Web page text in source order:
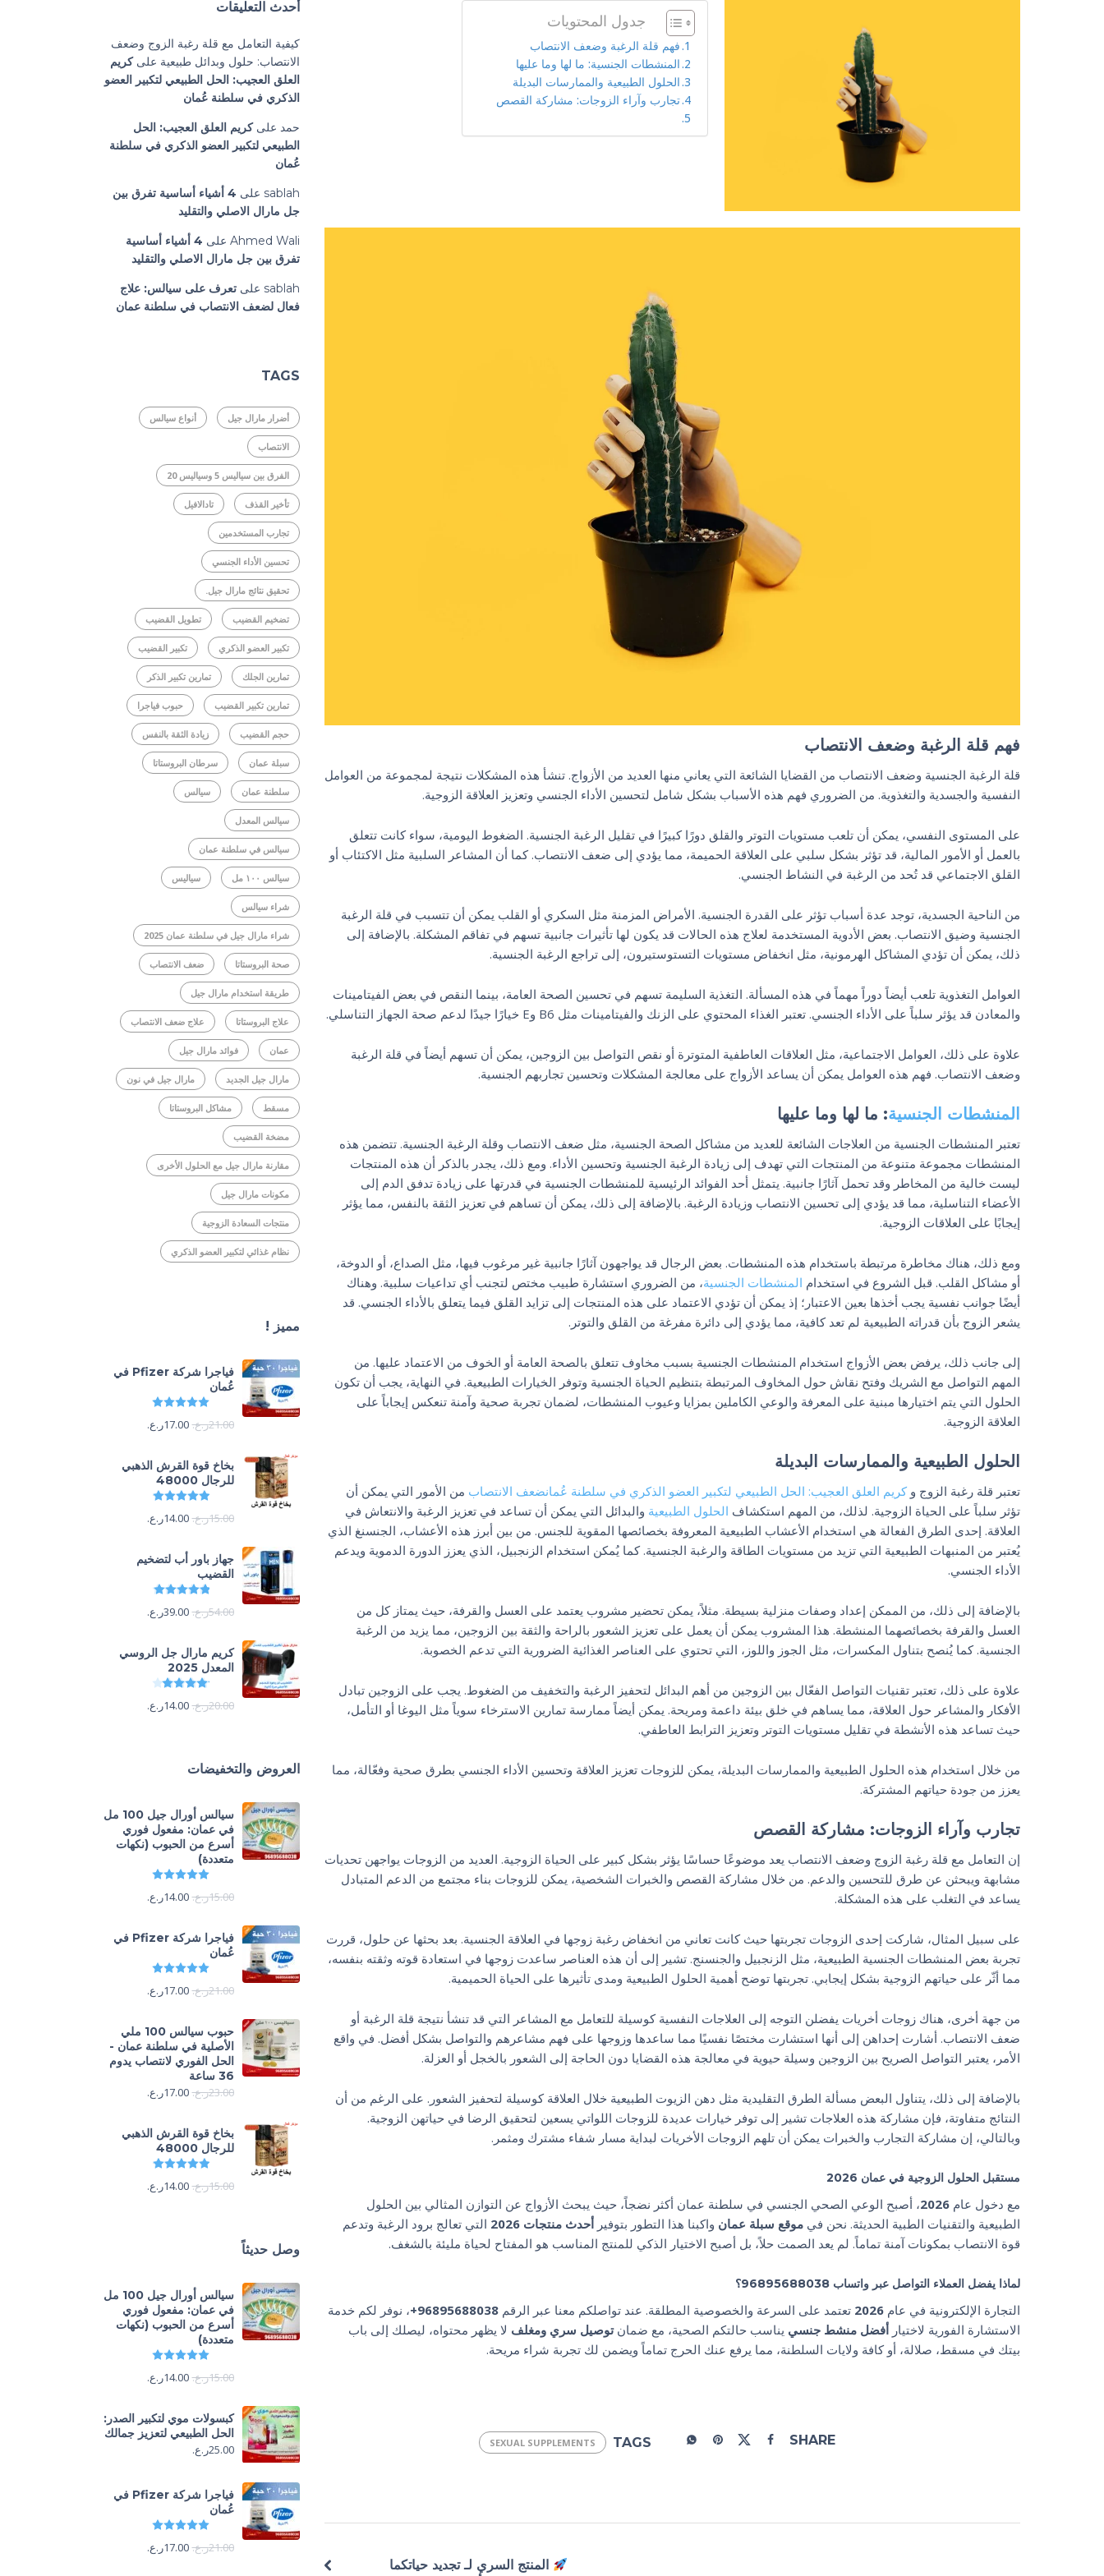
جدول المحتويات
فهم قلة الرغبة وضعف الانتصاب
المنشطات الجنسية: ما لها وما عليها
الحلول الطبيعية والممارسات البديلة
تجارب وآراء الزوجات: مشاركة القصص
فهم قلة الرغبة وضعف الانتصاب
قلة الرغبة الجنسية وضعف الانتصاب من القضايا الشائعة التي يعاني منها العديد من الأزواج. تنشأ هذه المشكلات نتيجة لمجموعة من العوامل
النفسية والجسدية والتغذوية. من الضروري فهم هذه الأسباب بشكل شامل لتحسين الأداء الجنسي وتعزيز العلاقة الزوجية.
على المستوى النفسي، يمكن أن تلعب مستويات التوتر والقلق دورًا كبيرًا في تقليل الرغبة الجنسية. الضغوط اليومية، سواء كانت تتعلق
بالعمل أو الأمور المالية، قد تؤثر بشكل سلبي على العلاقة الحميمة، مما يؤدي إلى ضعف الانتصاب. كما أن المشاعر السلبية مثل الاكتئاب أو
القلق الاجتماعي قد تُحد من الرغبة في النشاط الجنسي.
من الناحية الجسدية، توجد عدة أسباب تؤثر على القدرة الجنسية. الأمراض المزمنة مثل السكري أو القلب يمكن أن تتسبب في قلة الرغبة
الجنسية وضيق الانتصاب. بعض الأدوية المستخدمة لعلاج هذه الحالات قد يكون لها تأثيرات جانبية تسهم في تفاقم المشكلة. بالإضافة إلى
ذلك، يمكن أن تؤدي المشاكل الهرمونية، مثل انخفاض مستويات التستوستيرون، إلى تراجع الرغبة الجنسية.
العوامل التغذوية تلعب أيضاً دوراً مهماً في هذه المسألة. التغذية السليمة تسهم في تحسين الصحة العامة، بينما النقص في بعض الفيتامينات
والمعادن قد يؤثر سلباً على الأداء الجنسي. تعتبر الغذاء المحتوي على الزنك والفيتامينات مثل B6 وE خيارًا جيدًا لدعم صحة الجهاز التناسلي.
علاوة على ذلك، العوامل الاجتماعية، مثل العلاقات العاطفية المتوترة أو نقص التواصل بين الزوجين، يمكن أن تسهم أيضاً في قلة الرغبة
وضعف الانتصاب. فهم هذه العوامل يمكن أن يساعد الأزواج على معالجة المشكلات وتحسين تجاربهم الجنسية.
المنشطات الجنسية: ما لها وما عليها
تعتبر المنشطات الجنسية من العلاجات الشائعة للعديد من مشاكل الصحة الجنسية، مثل ضعف الانتصاب وقلة الرغبة الجنسية. تتضمن هذه
المنشطات مجموعة متنوعة من المنتجات التي تهدف إلى زيادة الرغبة الجنسية وتحسين الأداء. ومع ذلك، يجدر بالذكر أن هذه المنتجات
ليست خالية من المخاطر وقد تحمل آثارًا جانبية. يتمثل أحد الفوائد الرئيسية للمنشطات الجنسية في قدرتها على زيادة تدفق الدم إلى
الأعضاء التناسلية، مما قد يؤدي إلى تحسين الانتصاب وزيادة الرغبة. بالإضافة إلى ذلك، يمكن أن تساهم في تعزيز الثقة بالنفس، مما يؤثر
إيجابًا على العلاقات الزوجية.
ومع ذلك، هناك مخاطرة مرتبطة باستخدام هذه المنشطات. بعض الرجال قد يواجهون آثارًا جانبية غير مرغوب فيها، مثل الصداع، أو الدوخة،
أو مشاكل القلب. قبل الشروع في استخدام المنشطات الجنسية، من الضروري استشارة طبيب مختص لتجنب أي تداعيات سلبية. وهناك
أيضًا جوانب نفسية يجب أخذها بعين الاعتبار؛ إذ يمكن أن تؤدي الاعتماد على هذه المنتجات إلى تزايد القلق فيما يتعلق بالأداء الجنسي. قد
يشعر الزوج بأن قدراته الطبيعية لم تعد كافية، مما يؤدي إلى دائرة مفرغة من القلق والتوتر.
إلى جانب ذلك، يرفض بعض الأزواج استخدام المنشطات الجنسية بسبب مخاوف تتعلق بالصحة العامة أو الخوف من الاعتماد عليها. من
المهم التواصل مع الشريك وفتح نقاش حول المخاوف المرتبطة بتنظيم الحياة الجنسية وتوفر الخيارات الطبيعية. في النهاية، يجب أن تكون
الحلول التي يتم اختيارها مبنية على المعرفة والوعي الكاملين بمزايا وعيوب المنشطات، لضمان تجربة صحية وآمنة تنعكس إيجاباً على
العلاقة الزوجية.
الحلول الطبيعية والممارسات البديلة
تعتبر قلة رغبة الزوج و كريم العلق العجيب: الحل الطبيعي لتكبير العضو الذكري في سلطنة عُمانضعف الانتصاب من الأمور التي يمكن أن
تؤثر سلباً على الحياة الزوجية. لذلك، من المهم استكشاف الحلول الطبيعية والبدائل التي يمكن أن تساعد في تعزيز الرغبة والانتعاش في
العلاقة. إحدى الطرق الفعالة هي استخدام الأعشاب الطبيعية المعروفة بخصائصها المقوية للجنس. من بين أبرز هذه الأعشاب، الجنسنغ الذي
يُعتبر من المنبهات الطبيعية التي تزيد من مستويات الطاقة والرغبة الجنسية. كما يُمكن استخدام الزنجبيل، الذي يعزز الدورة الدموية ويدعم
الأداء الجنسي.
بالإضافة إلى ذلك، من الممكن إعداد وصفات منزلية بسيطة. مثلاً، يمكن تحضير مشروب يعتمد على العسل والقرفة، حيث يمتاز كل من
العسل والقرفة بخصائصهما المنشطة. هذا المشروب يمكن أن يعمل على تعزيز الشعور بالراحة والثقة بين الزوجين، مما يزيد من الرغبة
الجنسية. كما يُنصح بتناول المكسرات، مثل الجوز واللوز، التي تحتوي على العناصر الغذائية الضرورية التي تدعم الخصوبة.
علاوة على ذلك، تعتبر تقنيات التواصل الفعّال بين الزوجين من أهم البدائل لتحفيز الرغبة والتخفيف من الضغوط. يجب على الزوجين تبادل
الأفكار والمشاعر حول العلاقة، مما يساهم في خلق بيئة داعمة ومريحة. يمكن أيضاً ممارسة تمارين الاسترخاء سوياً مثل اليوغا أو التأمل،
حيث تساعد هذه الأنشطة في تقليل مستويات التوتر وتعزيز الترابط العاطفي.
من خلال استخدام هذه الحلول الطبيعية والممارسات البديلة، يمكن للزوجات تعزيز العلاقة وتحسين الأداء الجنسي بطرق صحية وفعّالة، مما
يعزز من جودة حياتهم المشتركة.
تجارب وآراء الزوجات: مشاركة القصص
إن التعامل مع قلة رغبة الزوج وضعف الانتصاب يعد موضوعًا حساسًا يؤثر بشكل كبير على الحياة الزوجية. العديد من الزوجات يواجهن تحديات
مشابهة ويبحثن عن طرق للتحسين والدعم. من خلال مشاركة القصص والخبرات الشخصية، يمكن للزوجات بناء مجتمع من الدعم المتبادل
يساعد في التغلب على هذه المشكلة.
على سبيل المثال، شاركت إحدى الزوجات تجربتها حيث كانت تعاني من انخفاض رغبة زوجها في العلاقة الجنسية. بعد بحثها عن حلول، قررت
تجربة بعض المنشطات الجنسية الطبيعية، مثل الزنجبيل والجنسنج. تشير إلى أن هذه العناصر ساعدت زوجها في استعادة قوته وثقته بنفسه،
مما أثّر على حياتهم الزوجية بشكل إيجابي. تجربتها توضح أهمية الحلول الطبيعية ومدى تأثيرها على الحياة الحميمية.
من جهة أخرى، هناك زوجات أخريات يفضلن التوجه إلى العلاجات النفسية كوسيلة للتعامل مع المشاعر التي قد تنشأ نتيجة قلة الرغبة أو
ضعف الانتصاب. أشارت إحداهن إلى أنها استشارت مختصًا نفسيًا مما ساعدها وزوجها على فهم مشاعرهم والتواصل بشكل أفضل. في واقع
الأمر، يعتبر التواصل الصريح بين الزوجين وسيلة حيوية في معالجة هذه القضايا دون الحاجة إلى الشعور بالخجل أو العزلة.
بالإضافة إلى ذلك، يتناول البعض مسألة الطرق التقليدية مثل دهن الزيوت الطبيعية خلال العلاقة كوسيلة لتحفيز الشعور. على الرغم من أن
النتائج متفاوتة، فإن مشاركة هذه العلاجات تشير إلى توفر خيارات عديدة للزوجات اللواتي يسعين لتحقيق الرضا في حياتهن الزوجية.
وبالتالي، إن مشاركة التجارب والخبرات يمكن أن تلهم الزوجات الأخريات لبداية مسار شفاء مشترك ومثمر.
مستقبل الحلول الزوجية في عمان 2026
مع دخول عام 2026، أصبح الوعي الصحي الجنسي في سلطنة عمان أكثر نضجاً، حيث يبحث الأزواج عن التوازن المثالي بين الحلول
الطبيعية والتقنيات الطبية الحديثة. نحن في موقع سبلة عمان واكبنا هذا التطور بتوفير أحدث منتجات 2026
التي تعالج برود الرغبة وتدعم
قوة الانتصاب بمكونات آمنة تماماً. لم يعد الصمت حلاً، بل أصبح الاختيار الذكي للمنتج المناسب هو المفتاح لحياة مليئة بالشغف.
لماذا يفضل العملاء التواصل عبر واتساب 96895688038؟
التجارة الإلكترونية في عام 2026 تعتمد على السرعة والخصوصية المطلقة. عند تواصلكم معنا عبر الرقم 96895688038+ ، نوفر لكم خدمة
الاستشارة الفورية لاختيار أفضل منشط جنسي يناسب حالتكم الصحية، مع ضمانتوصيل سري ومغلف لا يظهر محتواه، ليصلك إلى باب
بيتك في مسقط، صلالة، أو كافة ولايات السلطنة، مما يرفع عنك الحرج تماماً ويضمن لك تجربة شراء مريحة.
TAGS
SEXUAL SUPPLEMENTS SHARE
المنتج السري لـ تجديد حياتكما
أحدث التعليقات
كيفية التعامل مع قلة رغبة الزوج وضعف
الانتصاب: حلول وبدائل طبيعية علىكريم
العلق العجيب: الحل الطبيعي لتكبير العضو
الذكري في سلطنة عُمان
حمد علىكريم العلق العجيب: الحل
الطبيعي لتكبير العضو الذكري في سلطنة
عُمان
sablah على
4 أشياء أساسية تفرق بين
جل مارال الاصلي والتقليد
Ahmed Wali على
4 أشياء أساسية
تفرق بين جل مارال الاصلي والتقليد
sablah علىتعرف على سيالس: علاج
فعال لضعف الانتصاب في سلطنة عمان
TAGS
أضرار مارال جيل أنواع سيالس
الانتصاب
الفرق بين سياليس 5 وسياليس 20
تأخير القذف تادالافيل
تجارب المستخدمين
تحسين الأداء الجنسي
تحقيق نتائج مارال جيل.
تضخيم القضيب تطويل القضيب
تكبير العضو الذكري تكبير القضيب
تمارين الجلك تمارين تكبير الذكر
تمارين تكبير القضيب حبوب فياجرا
حجم القضيب زيادة الثقة بالنفس
سبلة عمان سرطان البروستاتا
سلطنة عمان سيالس
سيالس المعدل
سيالس في سلطنة عمان
سيالس ١٠٠ مل سياليس
شراء سيالس
شراء مارال جيل في سلطنة عمان 2025
صحة البروستاتا ضعف الانتصاب
طريقة استخدام مارال جيل
علاج البروستاتا علاج ضعف الانتصاب
عمان فوائد مارال جيل
مارال جيل الجديد مارال جيل في نون
مسقط مشاكل البروستاتا
مضخة القضيب
مقارنة مارال جيل مع الحلول الأخرى
مكونات مارال جيل
منتجات السعادة الزوجية
نظام غذائي لتكبير العضو الذكري
مميز !
فياجرا شركة Pfizer في
عُمان
21.00ر.ع. 17.00ر.ع.
بخاخ قوة القرش الذهبي
للرجال 48000
تم التقييم
15.00ر.ع. 14.00ر.ع.
جهاز باور أب لتضخيم
القضيب
تم التقييم
54.00ر.ع. 39.00ر.ع.
كريم مارال جل الروسي
المعدل 2025
تم التقييم
20.00ر.ع. 14.00ر.ع.
العروض والتخفيضات
سيالس أورال جيل 100 مل
في عمان: مفعول فوري
أسرع من الحبوب (نكهات
متعددة)
15.00ر.ع. 14.00ر.ع.
فياجرا شركة Pfizer في
عُمان
21.00ر.ع. 17.00ر.ع.
حبوب سيالس 100 ملي
الأصلية في سلطنة عمان -
الحل الفوري لانتصاب يدوم
36 ساعة
23.00ر.ع. 17.00ر.ع.
بخاخ قوة القرش الذهبي
للرجال 48000
تم التقييم
15.00ر.ع. 14.00ر.ع.
وصل حديثاً
سيالس أورال جيل 100 مل
في عمان: مفعول فوري
أسرع من الحبوب (نكهات
متعددة)
15.00ر.ع. 14.00ر.ع.
كبسولات موي لتكبير الصدر:
الحل الطبيعي لتعزيز جمالك
25.00ر.ع.
فياجرا شركة Pfizer في
عُمان
21.00ر.ع. 17.00ر.ع.